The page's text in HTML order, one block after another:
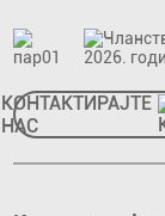
КОНТАКТИРАЈТЕ
НАС